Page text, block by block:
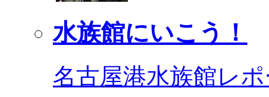
水族館にいこう！
名古屋港水族館レ